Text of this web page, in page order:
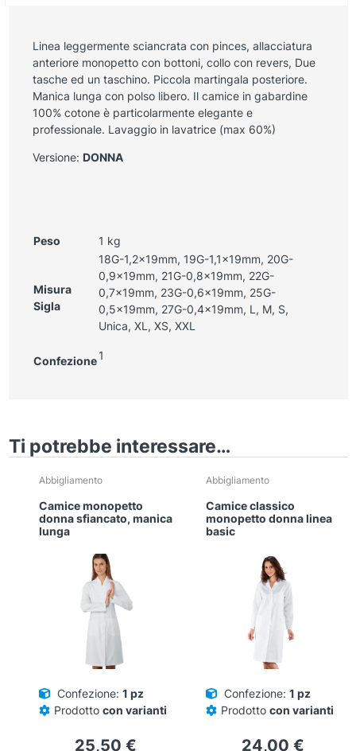
Linea leggermente sciancrata con pinces, allacciatura
anteriore monopetto con bottoni, collo con revers, Due
tasche ed un taschino. Piccola martingala posteriore.
Manica lunga con polso libero. Il camice in gabardine
100% cotone è particolarmente elegante e
professionale. Lavaggio in lavatrice (max 60%)
Versione: DONNA
Peso 1 kg
Misura
Sigla
18G-1,2x19mm, 19G-1,1x19mm, 20G-
0,9x19mm, 21G-0,8x19mm, 22G-
0,7x19mm, 23G-0,6x19mm, 25G-
0,5x19mm, 27G-0,4x19mm, L, M, S,
Unica, XL, XS, XXL
Confezione 1
Ti potrebbe interessare…
Abbigliamento
Camice monopetto
donna sfiancato, manica
lunga
Confezione: 1 pz
Prodotto con varianti
25,50 €
Questo
ha
più
prodotto
Abbigliamento
Camice classico
monopetto donna linea
basic
Confezione: 1 pz
Prodotto con varianti
24,00 €
Questo
ha
più
prodotto